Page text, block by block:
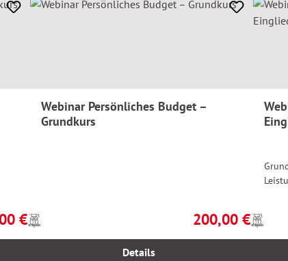
Preis:
€
Webinar Persönliches Budget –
Grundkurs
Regulärer Preis:
200,00 €
Preise
inkl.
Details
Preise
inkl.